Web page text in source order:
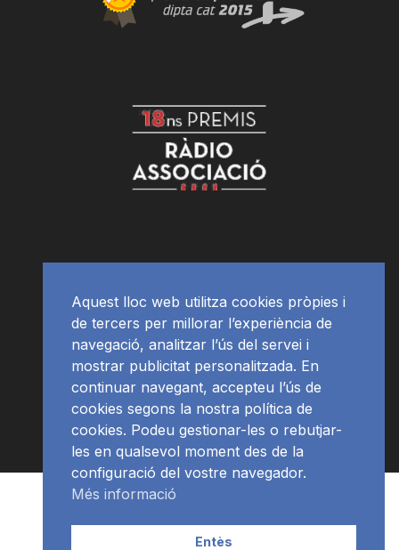
RàdioNews
Aquest lloc web utilitza cookies pròpies i
de tercers per millorar l’experiència de
navegació, analitzar l’ús del servei i
mostrar publicitat personalitzada. En
continuar navegant, accepteu l’ús de
cookies segons la nostra política de
cookies. Podeu gestionar-les o rebutjar-
les en qualsevol moment des de la
configuració del vostre navegador.
Més informació
Entès